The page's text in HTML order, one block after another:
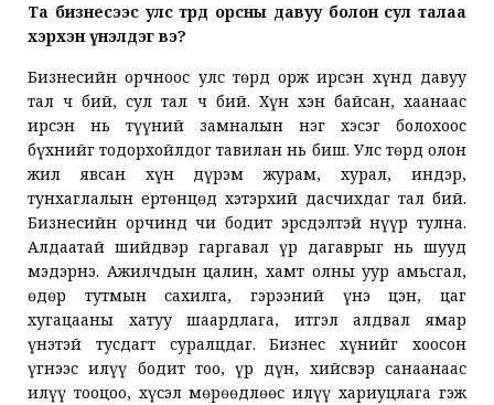
Та бизнесээс улс төрд орсны давуу болон сул талаа
хэрхэн үнэлдэг вэ?
Бизнесийн орчноос улс төрд орж ирсэн хүнд давуу
тал ч бий, сул тал ч бий. Хүн хэн байсан, хаанаас
ирсэн нь түүний замналын нэг хэсэг болохоос
бүхнийг тодорхойлдог тавилан нь биш. Улс төрд олон
жил явсан хүн дүрэм журам, хурал, индэр,
тунхаглалын ертөнцөд хэтэрхий дасчихдаг тал бий.
Бизнесийн орчинд чи бодит эрсдэлтэй нүүр тулна.
Алдаатай шийдвэр гаргавал үр дагаврыг нь шууд
мэдэрнэ. Ажилчдын цалин, хамт олны уур амьсгал,
өдөр тутмын сахилга, гэрээний үнэ цэн, цаг
хугацааны хатуу шаардлага, итгэл алдвал ямар
үнэтэй тусдагт суралцдаг. Бизнес хүнийг хоосон
үгнээс илүү бодит тоо, үр дүн, хийсвэр санаанаас
илүү тооцоо, хүсэл мөрөөдлөөс илүү хариуцлага гэж